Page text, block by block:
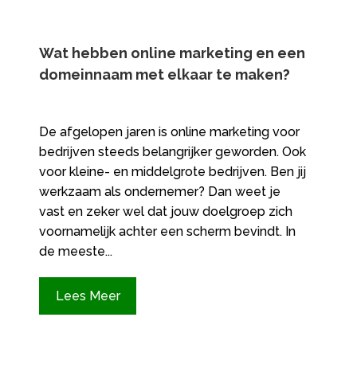
Wat hebben online marketing en een
domeinnaam met elkaar te maken?
De afgelopen jaren is online marketing voor
bedrijven steeds belangrijker geworden. Ook
voor kleine- en middelgrote bedrijven. Ben jij
werkzaam als ondernemer? Dan weet je
vast en zeker wel dat jouw doelgroep zich
voornamelijk achter een scherm bevindt. In
de meeste...
Lees Meer